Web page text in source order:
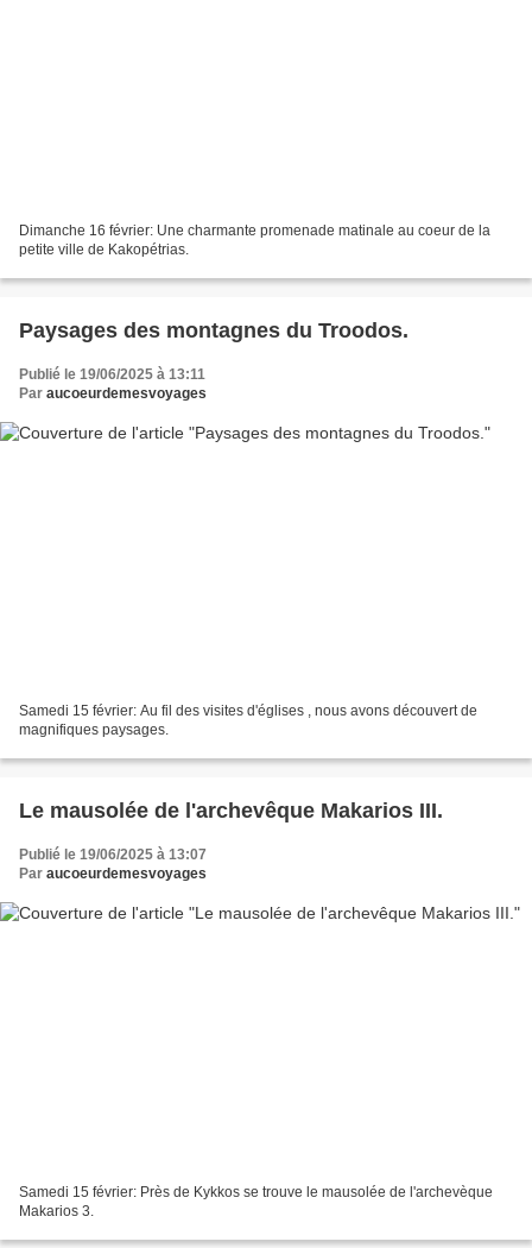
Dimanche 16 février: Une charmante promenade matinale au coeur de la
petite ville de Kakopétrias.
Paysages des montagnes du Troodos.
Publié le 19/06/2025 à 13:11
Par aucoeurdemesvoyages
Samedi 15 février: Au fil des visites d'églises , nous avons découvert de
magnifiques paysages.
Le mausolée de l'archevêque Makarios III.
Publié le 19/06/2025 à 13:07
Par aucoeurdemesvoyages
Samedi 15 février: Près de Kykkos se trouve le mausolée de l'archevèque
Makarios 3.